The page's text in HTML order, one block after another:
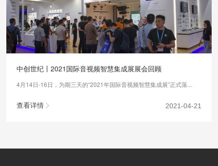
中创世纪丨2021国际音视频智慧集成展展会回顾
4月14日-16日，为期三天的“2021年国际音视频智慧集成展”正式落...
2021-04-21
查看详情